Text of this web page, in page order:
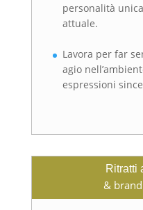
personalità
attuale.
Lavora per far
agio
espressioni
Ritratti
&